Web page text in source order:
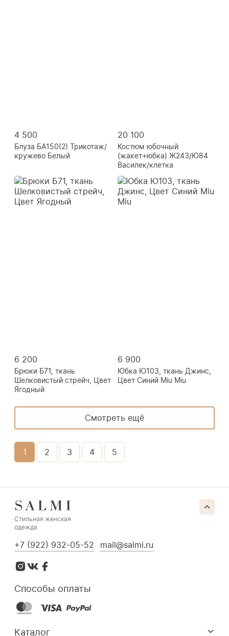
4 500
Блуза БА150(2) Трикотаж/
кружево Белый
20 100
Костюм юбочный
(жакет+юбка) Ж243/Ю84
Василек/клетка
6 200
Брюки Б71, ткань
Шелковистый стрейч, Цвет
Ягодный
6 900
Юбка Ю103, ткань Джинс,
Цвет Синий Miu Miu
Смотреть ещё
1 2 3 4 5
Стильная женская
одежда
+7 (922) 932-05-52 mail@salmi.ru
Способы оплаты
Каталог